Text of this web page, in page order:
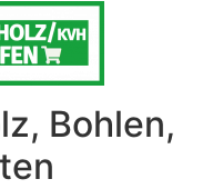
Bohlen,